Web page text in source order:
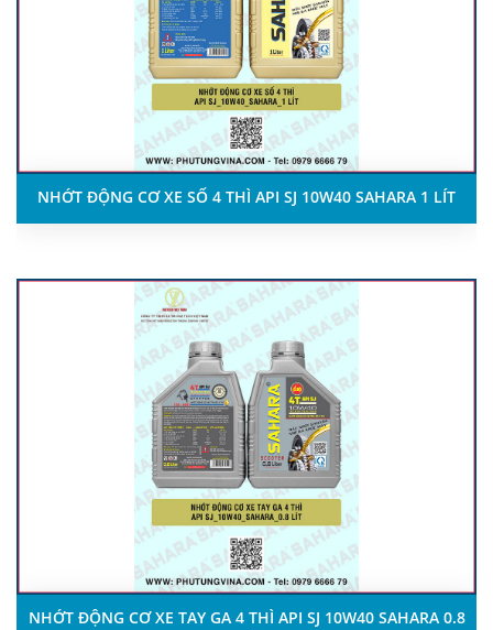
NHỚT ĐỘNG CƠ XE SỐ 4 THÌ API SJ 10W40 SAHARA 1 LÍT
NHỚT ĐỘNG CƠ XE TAY GA 4 THÌ API SJ 10W40 SAHARA 0.8